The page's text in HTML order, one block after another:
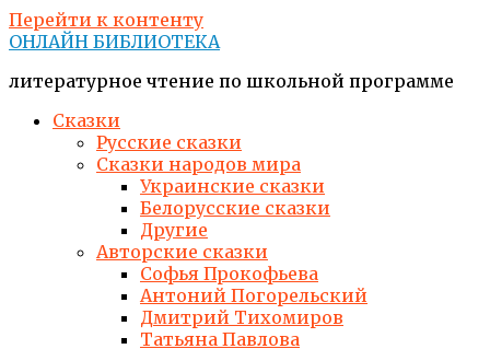
Перейти к контенту
ОНЛАЙН БИБЛИОТЕКА
литературное чтение по школьной программе
Сказки
Русские сказки
Сказки народов мира
Украинские сказки
Белорусские сказки
Другие
Авторские сказки
Софья Прокофьева
Антоний Погорельский
Дмитрий Тихомиров
Татьяна Павлова